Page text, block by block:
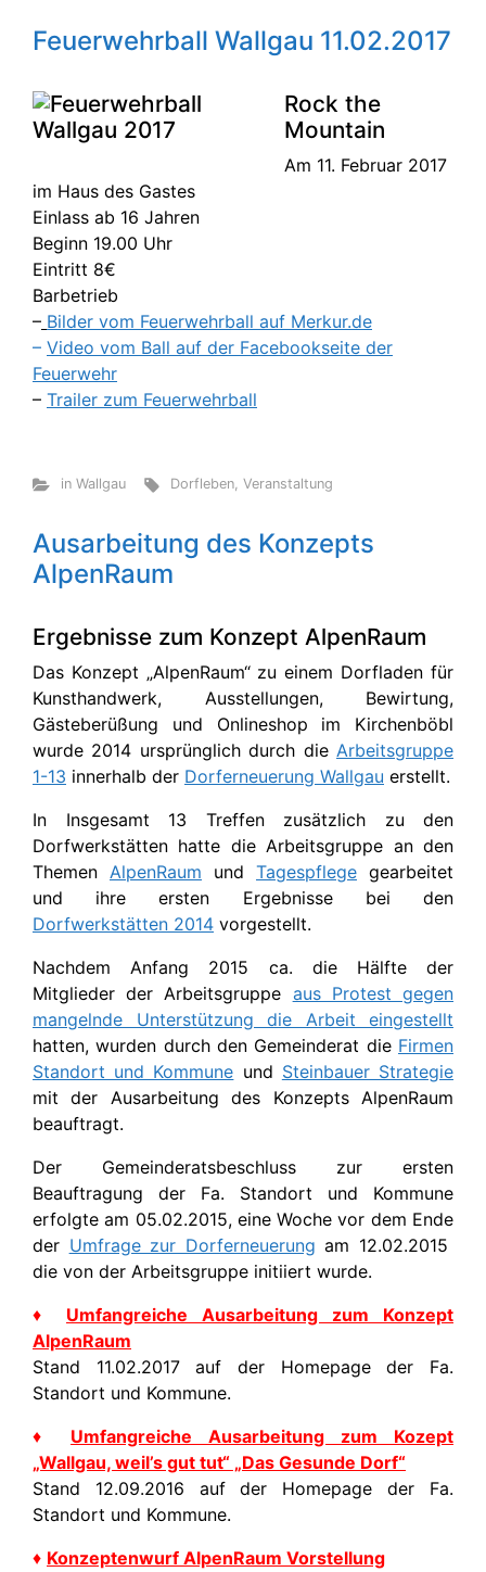
Feuerwehrball Wallgau 11.02.2017
Rock the
Mountain
Am 11. Februar 2017
im Haus des Gastes
Einlass ab 16 Jahren
Beginn 19.00 Uhr
Eintritt 8€
Barbetrieb
– Bilder vom Feuerwehrball auf Merkur.de
– Video vom Ball auf der Facebookseite der
Feuerwehr
– Trailer zum Feuerwehrball
in Wallgau Dorfleben,Veranstaltung
Ausarbeitung des Konzepts
AlpenRaum
Ergebnisse zum Konzept AlpenRaum
Das Konzept „AlpenRaum“ zu einem Dorfladen für
Kunsthandwerk, Ausstellungen, Bewirtung,
Gästeberüßung und Onlineshop im Kirchenböbl
wurde 2014 ursprünglich durch die Arbeitsgruppe
1-13 innerhalb der Dorferneuerung Wallgau erstellt.
In Insgesamt 13 Treffen zusätzlich zu den
Dorfwerkstätten hatte die Arbeitsgruppe an den
Themen AlpenRaum und Tagespflege gearbeitet
und ihre ersten Ergebnisse bei den
Dorfwerkstätten 2014 vorgestellt.
Nachdem Anfang 2015 ca. die Hälfte der
Mitglieder der Arbeitsgruppe aus Protest gegen
mangelnde Unterstützung die Arbeit eingestellt
hatten, wurden durch den Gemeinderat die Firmen
Standort und Kommune und Steinbauer Strategie
mit der Ausarbeitung des Konzepts AlpenRaum
beauftragt.
Der Gemeinderatsbeschluss zur ersten
Beauftragung der Fa. Standort und Kommune
erfolgte am 05.02.2015, eine Woche vor dem Ende
der Umfrage zur Dorferneuerung am 12.02.2015
die von der Arbeitsgruppe initiiert wurde.
♦
Umfangreiche Ausarbeitung zum Konzept
AlpenRaum
Stand 11.02.2017 auf der Homepage der Fa.
Standort und Kommune.
♦
Umfangreiche Ausarbeitung zum Kozept
„Wallgau, weil’s gut tut“ „Das Gesunde Dorf“
Stand 12.09.2016 auf der Homepage der Fa.
Standort und Kommune.
♦ Konzeptenwurf AlpenRaum Vorstellung